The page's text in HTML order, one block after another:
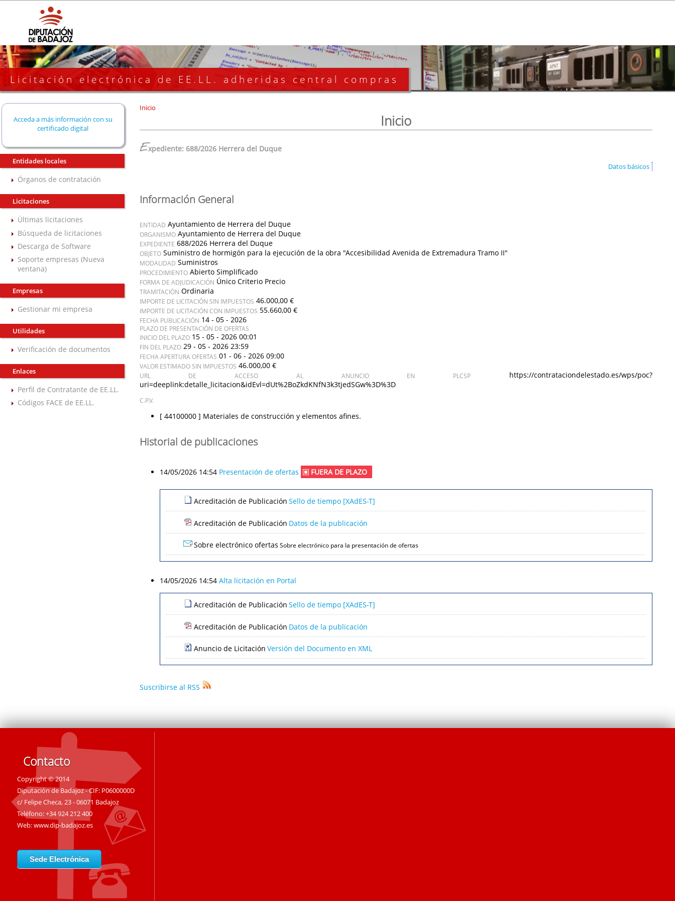
Licitación electrónica de EE.LL. adheridas central compras
Acceda a más información con su
certificado digital
Entidades locales
Órganos de contratación
Licitaciones
Últimas licitaciones
Búsqueda de licitaciones
Descarga de Software
Soporte empresas (Nueva
ventana)
Empresas
Gestionar mi empresa
Utilidades
Verificación de documentos
Enlaces
Perfil de Contratante de EE.LL.
Códigos FACE de EE.LL.
Inicio
Inicio
Expediente: 688/2026 Herrera del Duque
Datos básicos
Información General
ENTIDAD Ayuntamiento de Herrera del Duque
ORGANISMO Ayuntamiento de Herrera del Duque
EXPEDIENTE 688/2026 Herrera del Duque
OBJETO Suministro de hormigón para la ejecución de la obra "Accesibilidad Avenida de Extremadura Tramo II"
MODALIDAD Suministros
PROCEDIMIENTO Abierto Simplificado
FORMA DE ADJUDICACIÓN Único Criterio Precio
TRAMITACIÓN Ordinaria
IMPORTE DE LICITACIÓN SIN IMPUESTOS 46.000,00 €
IMPORTE DE LICITACIÓN CON IMPUESTOS 55.660,00 €
FECHA PUBLICACIÓN 14 - 05 - 2026
PLAZO DE PRESENTACIÓN DE OFERTAS
INICIO DEL PLAZO 15 - 05 - 2026 00:01
FIN DEL PLAZO 29 - 05 - 2026 23:59
FECHA APERTURA OFERTAS 01 - 06 - 2026 09:00
VALOR ESTIMADO SIN IMPUESTOS 46.000,00 €
URL DE ACCESO AL ANUNCIO EN PLCSP
https://contrataciondelestado.es/wps/poc?
uri=deeplink:detalle_licitacion&idEvl=dUt%2BoZkdKNfN3k3tjedSGw%3D%3D
C.P.V.
[ 44100000 ] Materiales de construcción y elementos afines.
Historial de publicaciones
14/05/2026 14:54 Presentación de ofertas FUERA DE PLAZO
Acreditación de Publicación Sello de tiempo [XAdES-T]
Acreditación de Publicación Datos de la publicación
Sobre electrónico ofertas Sobre electrónico para la presentación de ofertas
14/05/2026 14:54 Alta licitación en Portal
Acreditación de Publicación Sello de tiempo [XAdES-T]
Acreditación de Publicación Datos de la publicación
Anuncio de Licitación Versión del Documento en XML
Suscribirse al RSS
Contacto
Copyright © 2014
Diputación de Badajoz - CIF: P0600000D
c/ Felipe Checa, 23 - 06071 Badajoz
Teléfono: +34 924 212 400
Web:www.dip-badajoz.es
Sede Electrónica